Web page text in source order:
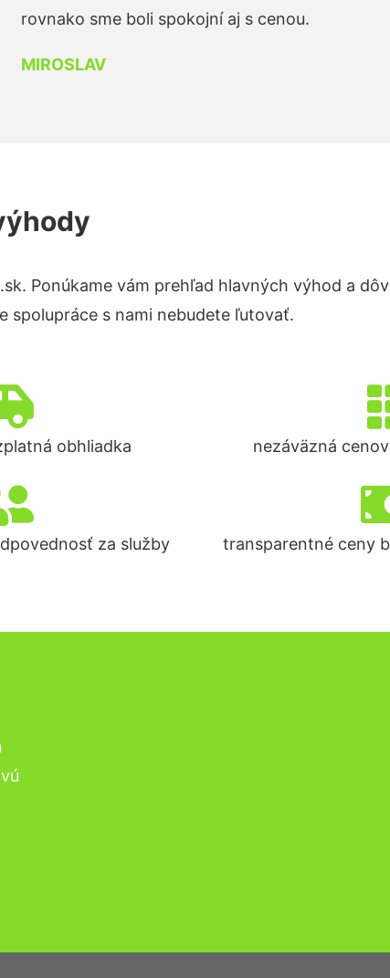
rovnako sme boli spokojní aj s cenou.
MIROSLAV
Ponúkame vám prehľad hlavných výhod a
spolupráce s nami nebudete ľutovať.
obhliadka nezáväzná
za služby transparentné ceny